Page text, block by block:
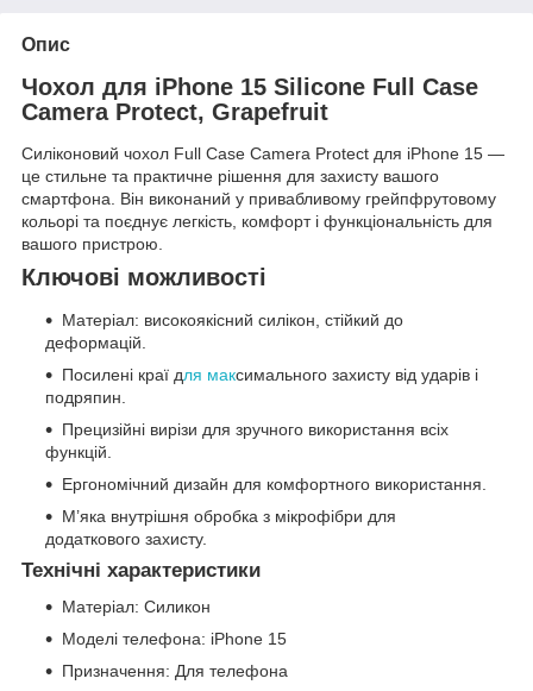
Опис
Чохол для iPhone 15 Silicone Full Case
Camera Protect, Grapefruit
Силіконовий чохол Full Case Camera Protect для iPhone 15 —
це стильне та практичне рішення для захисту вашого
смартфона. Він виконаний у привабливому грейпфрутовому
кольорі та поєднує легкість, комфорт і функціональність для
вашого пристрою.
Ключові можливості
Матеріал: високоякісний силікон, стійкий до
деформацій.
Посилені краї для максимального захисту від ударів і
подряпин.
Прецизійні вирізи для зручного використання всіх
функцій.
Ергономічний дизайн для комфортного використання.
М’яка внутрішня обробка з мікрофібри для
додаткового захисту.
Технічні характеристики
Матеріал: Силикон
Моделі телефона: iPhone 15
Призначення: Для телефона